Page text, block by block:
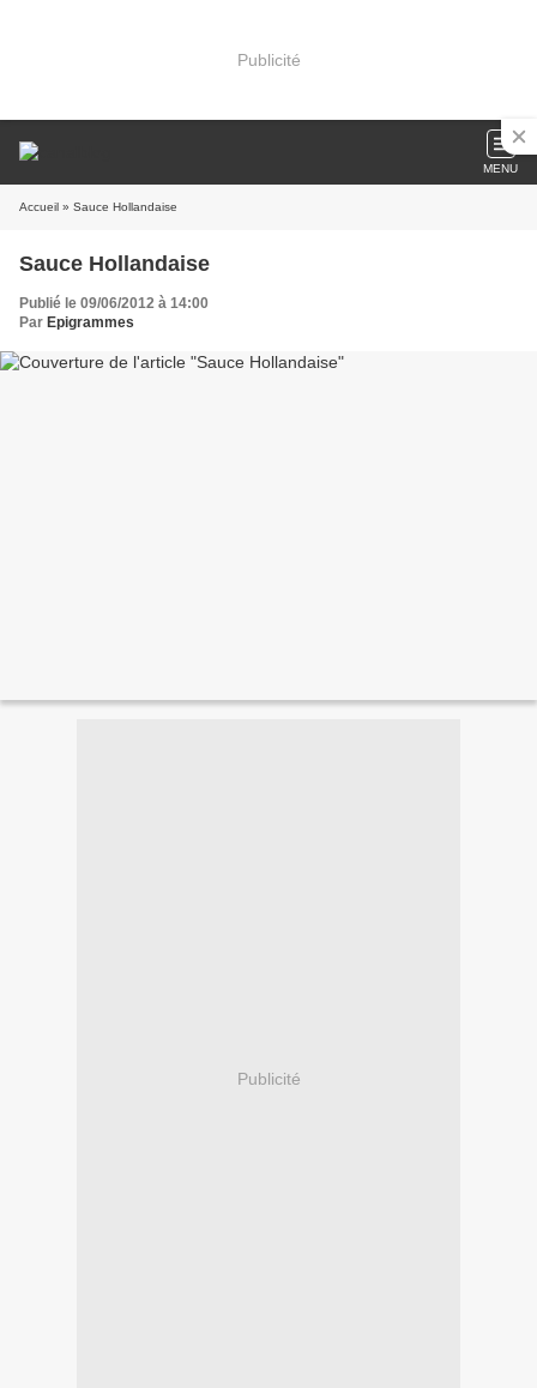
Publicité
MENU
Accueil » Sauce Hollandaise
Sauce Hollandaise
Publié le 09/06/2012 à 14:00
Par Epigrammes
Publicité